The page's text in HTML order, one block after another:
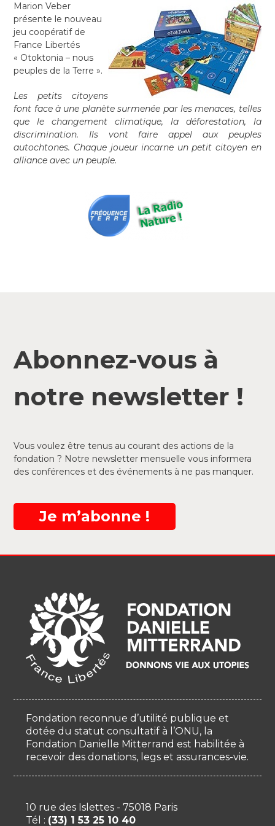
Marion Veber
présente le nouveau
jeu coopératif de
France Libertés
« Otoktonia – nous
peuples de la Terre ».
Les petits citoyens
font face à une planète surmenée par les menaces, telles
que le changement climatique, la déforestation, la
discrimination. Ils vont faire appel aux peuples
autochtones. Chaque joueur incarne un petit citoyen en
alliance avec un peuple.
Abonnez-vous à
notre newsletter !
Vous voulez être tenus au courant des actions de la
fondation ? Notre newsletter mensuelle vous informera
des conférences et des événements à ne pas manquer.
Je m’abonne !
Fondation reconnue d’utilité publique et
dotée du statut consultatif à l’ONU, la
Fondation Danielle Mitterrand est habilitée à
recevoir des donations, legs et assurances-vie.
10 rue des Islettes - 75018 Paris
Tél : (33) 1 53 25 10 40